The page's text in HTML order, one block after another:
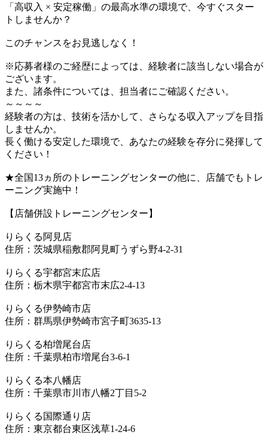
「高収入 × 安定稼働」の最高水準の環境で、今すぐスター
トしませんか？
このチャンスをお見逃しなく！
※応募者様のご経歴によっては、経験者に該当しない場合が
ございます。
また、諸条件については、担当者にご確認ください。
～～～～
経験者の方は、技術を活かして、さらなる収入アップを目指
しませんか。
長く働ける安定した環境で、あなたの経験を存分に発揮して
ください！
★全国13ヵ所のトレーニングセンターの他に、店舗でもトレ
ーニング実施中！
【店舗併設トレーニングセンター】
りらくる阿見店
住所：茨城県稲敷郡阿見町うずら野4-2-31
りらくる宇都宮末広店
住所：栃木県宇都宮市末広2-4-13
りらくる伊勢崎市店
住所：群馬県伊勢崎市宮子町3635-13
りらくる柏増尾台店
住所：千葉県柏市増尾台3-6-1
りらくる本八幡店
住所：千葉県市川市八幡2丁目5-2
りらくる国際通り店
住所：東京都台東区浅草1-24-6